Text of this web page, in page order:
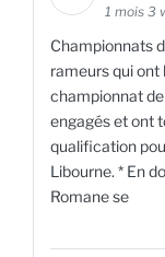
1 mois 3
Championnats
rameurs qui ont
championnat
engagés et ont
qualification
Libourne. * En
Romane se